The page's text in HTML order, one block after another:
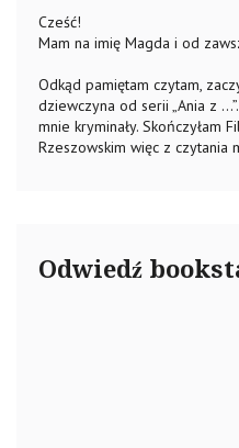
Cześć!
Mam na imię Magda i od
Odkąd pamiętam czytam,
dziewczyna od serii „Ania z
mnie kryminały. Skończyłam
Rzeszowskim więc z czytania
Odwiedź